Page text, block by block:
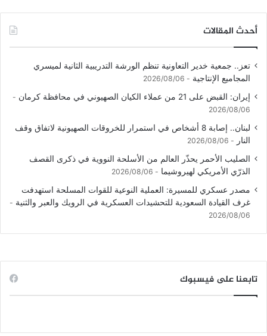
أحدث المقالات
تعز.. جمعية خدير التعاونية تنظم الورشة التدريبية الثانية لميسري
المجاميع الإنتاجية
2026/08/06
إيران: القبض على 21 من عملاء الكيان الصهيوني في محافظة كرمان
2026/08/06
لبنان.. إصابة 8 أشخاص في استمرار للخروقات الصهيونية لاتفاق وقف
النار
2026/08/06
الصليب الأحمر يحذّر العالم من الأسلحة النووية في ذكرى القصف
الذرّي الأمريكي لهيروشيما
2026/08/06
مصدر عسكري للمسيرة: العملية النوعية للقوات المسلحة استهدفت
غرف القيادة السعودية للتحشيدات العسكرية في الرويك والعبر والثنية
2026/08/06
تابعنا على فيسبوك